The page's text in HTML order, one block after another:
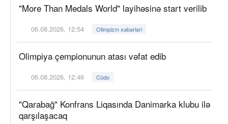
"More Than Medals World" layihəsinə start verilib
06.08.2026, 12:54 Olimpizm xəbərləri
Olimpiya çempionunun atası vəfat edib
06.08.2026, 12:46 Cüdo
"Qarabağ" Konfrans Liqasında Danimarka klubu ilə
qarşılaşacaq